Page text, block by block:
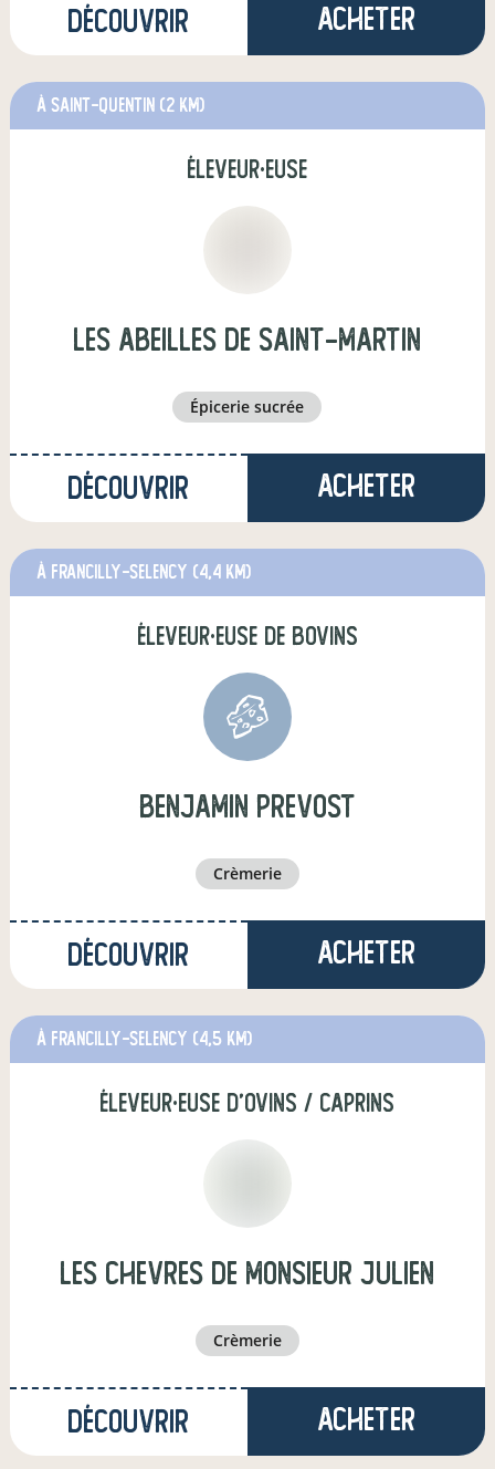
Découvrir Acheter
à saint-quentin (2 km)
éleveur·euse
Les abeilles de Saint-Martin
épicerie sucrée
Découvrir Acheter
à Francilly-Selency (4,4 km)
éleveur·euse de bovins
benjamin prevost
crèmerie
Découvrir Acheter
à Francilly-Selency (4,5 km)
éleveur·euse d'ovins / caprins
les chevres de monsieur julien
crèmerie
Découvrir Acheter